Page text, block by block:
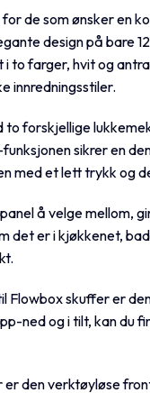
de som ønsker en
design på bare
to farger, hvit og
innredningsstiler.
to forskjellige
sikrer en
med et lett trykk og
å velge mellom,
det er i kjøkkenet,
Flowbox skuffer er
ned og i tilt, kan du
er den verktøyløse